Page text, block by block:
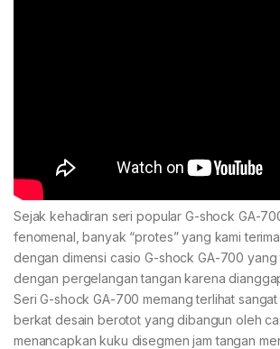
Sejak kehadiran seri popular G-shock GA-
fenomenal, banyak “protes” yang kami
dengan dimensi casio G-shock GA-700
dengan pergelangan tangan karena
Seri G-shock GA-700 memang terlihat
berkat desain berotot yang dibangun oleh
menancapkan kuku disegmen jam tangan